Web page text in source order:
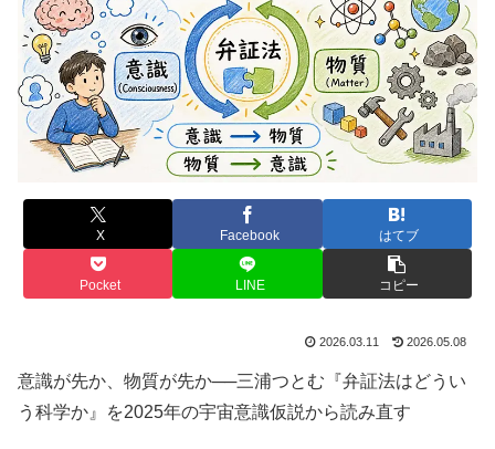
X Facebook はてブ
Pocket LINE コピー
2026.03.11 2026.05.08
意識が先か、物質が先か──三浦つとむ『弁証法はどうい
う科学か』を2025年の宇宙意識仮説から読み直す